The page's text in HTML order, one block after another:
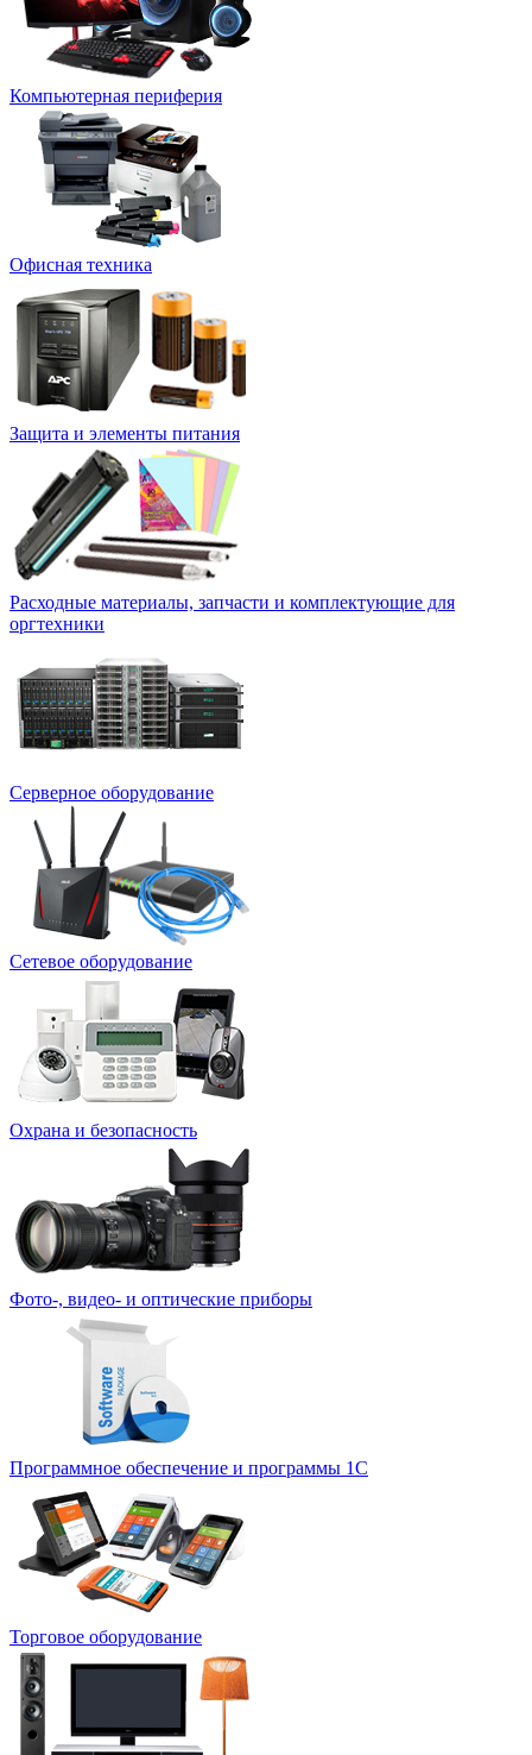
Компьютерная периферия
Офисная техника
Защита и элементы питания
Расходные материалы, запчасти и комплектующие для
оргтехники
Серверное оборудование
Сетевое оборудование
Охрана и безопасность
Фото-, видео- и оптические приборы
Программное обеспечение и программы 1С
Торговое оборудование